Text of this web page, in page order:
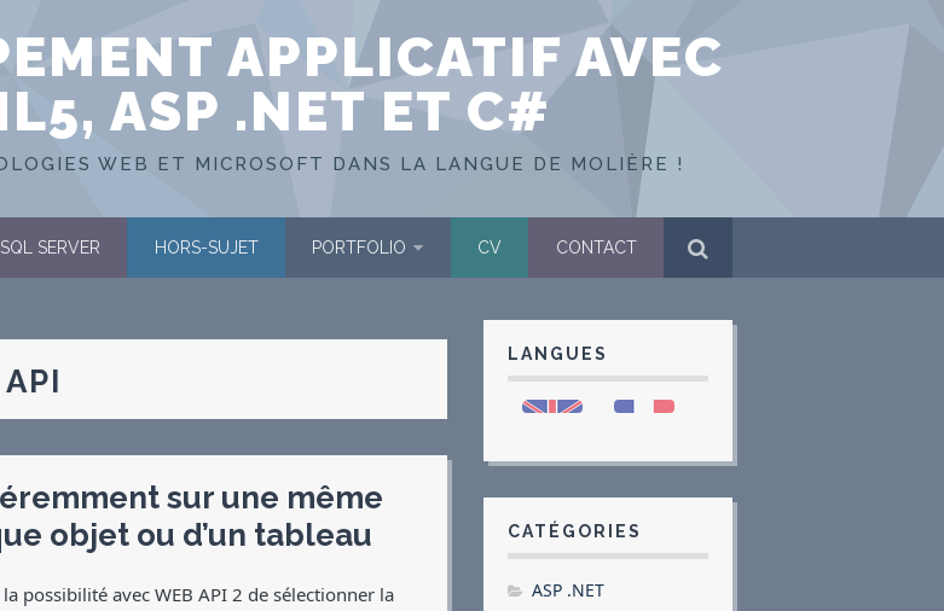
APPLICATIF AVEC
ASP .NET ET C#
WEB ET MICROSOFT DANS LA LANGUE DE MOLIÈRE !
SQL SERVER HORS-SUJET PORTFOLIO CV CONTACT
sur une même
objet ou d’un tableau
possibilité avec WEB API 2 de sélectionner la
LANGUES
CATÉGORIES
ASP .NET